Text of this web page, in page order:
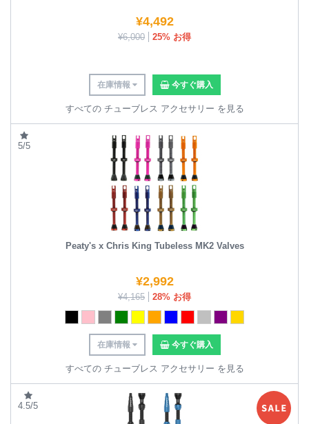
¥4,492
¥6,000 25% お得
在庫情報 今すぐ購入
すべての チューブレス アクセサリー を見る
5/5
Peaty's x Chris King Tubeless MK2 Valves
¥2,992
¥4,165 28% お得
在庫情報 今すぐ購入
すべての チューブレス アクセサリー を見る
4.5/5